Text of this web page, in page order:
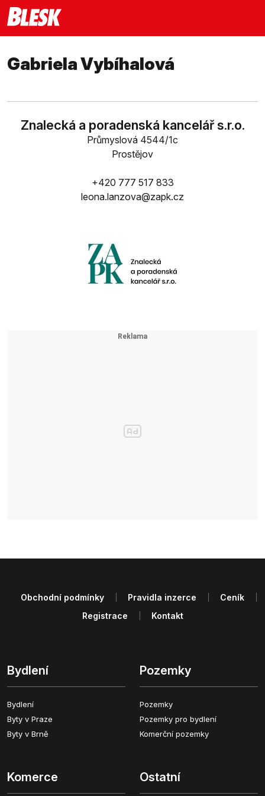
Gabriela Vybíhalová
Znalecká a poradenská kancelář s.r.o.
Průmyslová 4544/1c
Prostějov
+420 777 517 833
leona.lanzova@zapk.cz
Bydlení
Bydlení
Byty v Praze
Byty v Brně
Pozemky
Pozemky
Pozemky pro bydlení
Komerční pozemky
Komerce Ostatní
Obchodní podmínky Pravidla inzerce
Ceník
Registrace
Kontakt